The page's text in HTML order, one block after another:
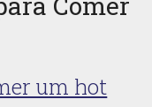
um hot